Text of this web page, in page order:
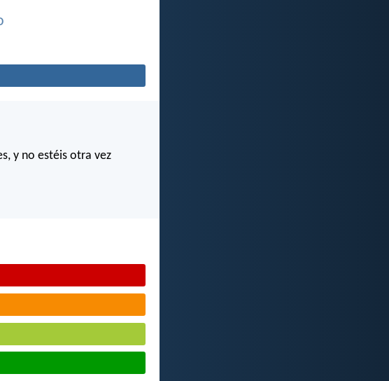
y no estéis otra vez